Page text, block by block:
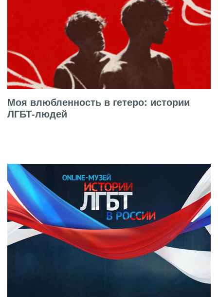
Моя влюбленность в гетеро: истории
ЛГБТ-людей